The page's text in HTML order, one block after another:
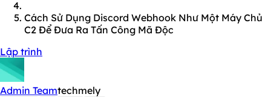
Cách Sử Dụng Discord Webhook Như Một Máy Chủ
C2 Để Đưa Ra Tấn Công Mã Độc
Lập trình
Admin Teamtechmely